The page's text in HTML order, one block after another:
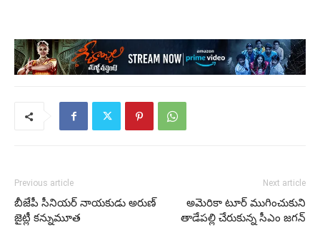
Previous article
బీజేపీ సీనియర్ నాయకుడు అరుణ్
జైట్లీ కన్నుమూత
Next article
అమెరికా టూర్ ముగించుకుని
తాడేపల్లి చేరుకున్న సీఎం జగన్